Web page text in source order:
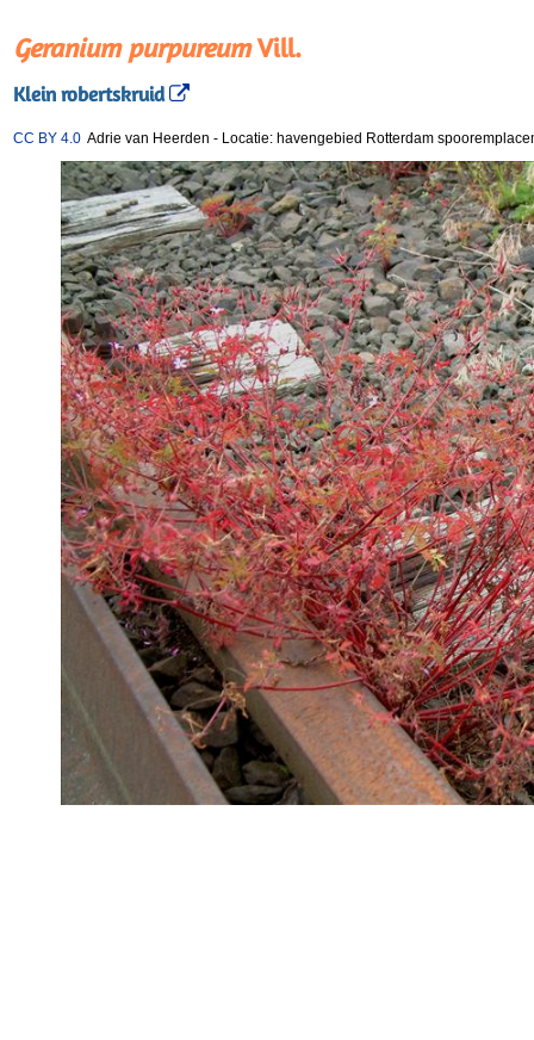
Geranium purpureumVill.
Klein robertskruid
CC BY 4.0 Adrie van Heerden - Locatie: havengebied Rotterdam